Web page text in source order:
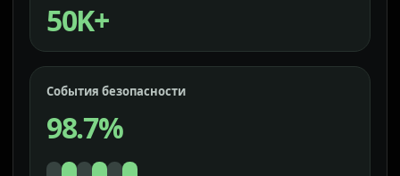
50K+
События безопасности
98.7%